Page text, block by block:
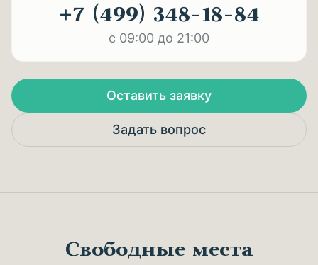
+7 (499) 348-18-84
с 09:00 до 21:00
Оставить заявку
Задать вопрос
Свободные места